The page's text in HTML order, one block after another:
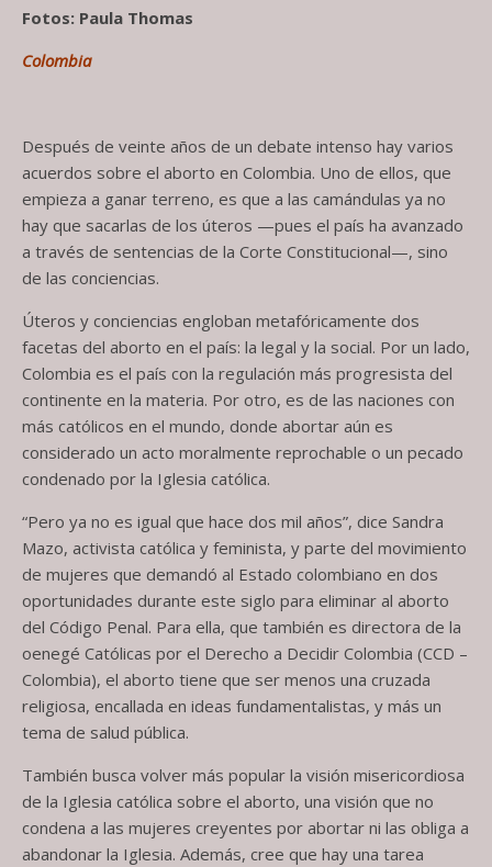
Fotos: Paula Thomas
Colombia
Después de veinte años de un debate intenso hay varios
acuerdos sobre el aborto en Colombia. Uno de ellos, que
empieza a ganar terreno, es que a las camándulas ya no
hay que sacarlas de los úteros —pues el país ha avanzado
a través de sentencias de la Corte Constitucional—, sino
de las conciencias.
Úteros y conciencias engloban metafóricamente dos
facetas del aborto en el país: la legal y la social. Por un lado,
Colombia es el país con la regulación más progresista del
continente en la materia. Por otro, es de las naciones con
más católicos en el mundo, donde abortar aún es
considerado un acto moralmente reprochable o un pecado
condenado por la Iglesia católica.
“Pero ya no es igual que hace dos mil años”, dice Sandra
Mazo, activista católica y feminista, y parte del movimiento
de mujeres que demandó al Estado colombiano en dos
oportunidades durante este siglo para eliminar al aborto
del Código Penal. Para ella, que también es directora de la
oenegé Católicas por el Derecho a Decidir Colombia (CCD –
Colombia), el aborto tiene que ser menos una cruzada
religiosa, encallada en ideas fundamentalistas, y más un
tema de salud pública.
También busca volver más popular la visión misericordiosa
de la Iglesia católica sobre el aborto, una visión que no
condena a las mujeres creyentes por abortar ni las obliga a
abandonar la Iglesia. Además, cree que hay una tarea